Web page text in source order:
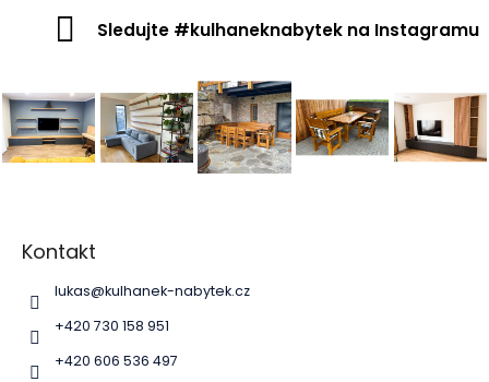
Sledujte #kulhaneknabytek na Instagramu
Kontakt
lukas@kulhanek-nabytek.cz
+420 730 158 951
+420 606 536 497